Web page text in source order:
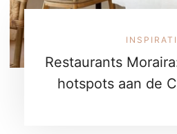
Restaurants
hotspots aan de